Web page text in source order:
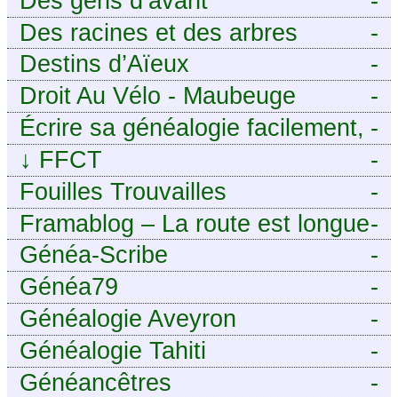
-
Des racines et des arbres
-
Destins d’Aïeux
-
Droit Au Vélo - Maubeuge
Sambre-Avesnois
-
Écrire sa généalogie facilement,
sans stress avec Généalordi
-
↓ FFCT
-
Fouilles Trouvailles
-
Framablog – La route est longue
mais la voie est libre…
-
Généa-Scribe
-
Généa79
-
Généalogie Aveyron
-
Généalogie Tahiti
-
Généancêtres